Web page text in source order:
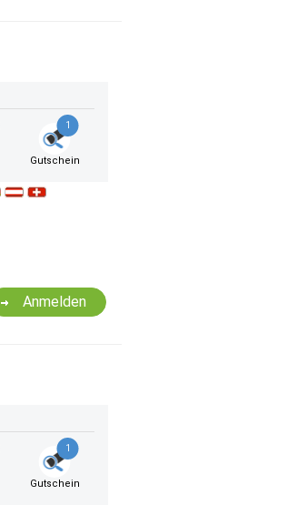
1
Gutschein
Anmelden
1
Gutschein